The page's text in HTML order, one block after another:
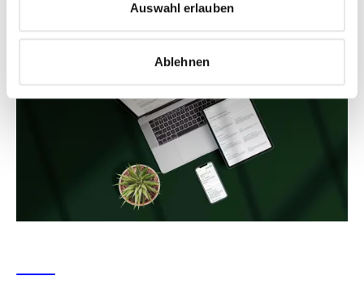
Auswahl erlauben
Ablehnen